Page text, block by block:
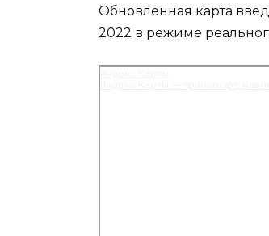
Обновленная карта
2022 в режиме